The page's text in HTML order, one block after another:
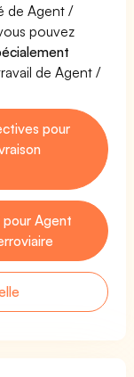
de Agent /
pouvez
de Agent /
pour
pour Agent